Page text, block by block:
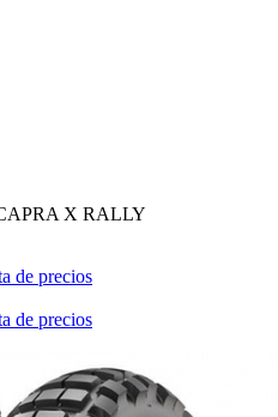
X RALLY
de precios
de precios